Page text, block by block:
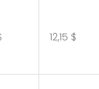
12,15 $